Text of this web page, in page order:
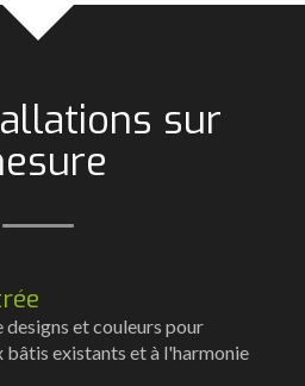
sur
designs et couleurs pour
bâtis existants et à l'harmonie